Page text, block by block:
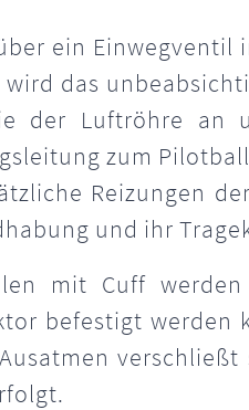
ein
das
der Luftröhre an
zum
Reizungen
und ihr
mit Cuff
befestigt